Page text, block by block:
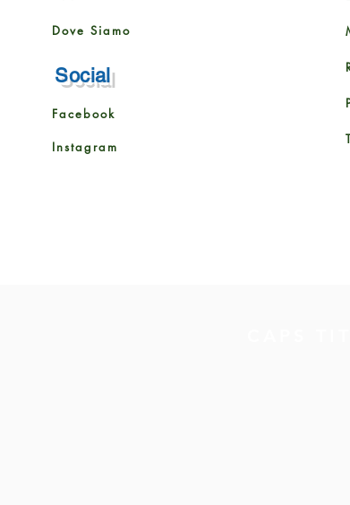
Dove Siamo
Social
Facebook
Instagram